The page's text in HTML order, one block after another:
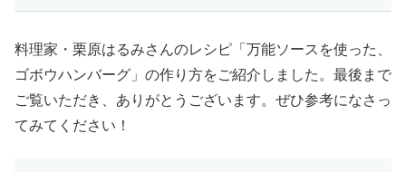
料理家・栗原はるみさんのレシピ「万能ソースを使った、
ゴボウハンバーグ」の作り方をご紹介しました。最後まで
ご覧いただき、ありがとうございます。ぜひ参考になさっ
てみてください！